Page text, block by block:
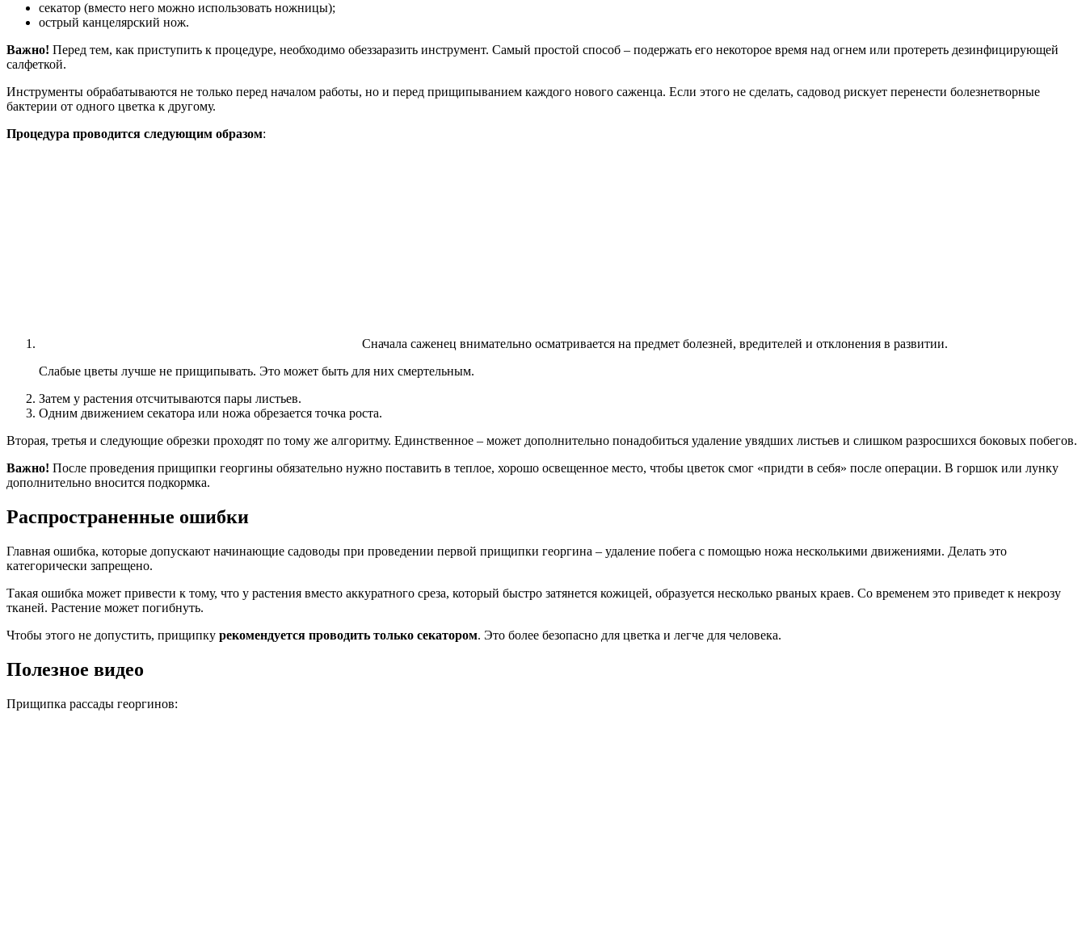
секатор (вместо него можно использовать ножницы);
острый канцелярский нож.
Важно! Перед тем, как приступить к процедуре, необходимо обеззаразить инструмент. Самый простой способ – подержать его некоторое время над огнем или протереть дезинфицирующей
салфеткой.
Инструменты обрабатываются не только перед началом работы, но и перед прищипыванием каждого нового саженца. Если этого не сделать, садовод рискует перенести болезнетворные
бактерии от одного цветка к другому.
Процедура проводится следующим образом:
Сначала саженец внимательно осматривается на предмет болезней, вредителей и отклонения в развитии.
Слабые цветы лучше не прищипывать. Это может быть для них смертельным.
Затем у растения отсчитываются пары листьев.
Одним движением секатора или ножа обрезается точка роста.
Вторая, третья и следующие обрезки проходят по тому же алгоритму. Единственное – может дополнительно понадобиться удаление увядших листьев и слишком разросшихся боковых побегов.
Важно! После проведения прищипки георгины обязательно нужно поставить в теплое, хорошо освещенное место, чтобы цветок смог «придти в себя» после операции. В горшок или лунку
дополнительно вносится подкормка.
Распространенные ошибки
Главная ошибка, которые допускают начинающие садоводы при проведении первой прищипки георгина – удаление побега с помощью ножа несколькими движениями. Делать это
категорически запрещено.
Такая ошибка может привести к тому, что у растения вместо аккуратного среза, который быстро затянется кожицей, образуется несколько рваных краев. Со временем это приведет к некрозу
тканей. Растение может погибнуть.
Чтобы этого не допустить, прищипку рекомендуется проводить только секатором. Это более безопасно для цветка и легче для человека.
Полезное видео
Прищипка рассады георгинов: